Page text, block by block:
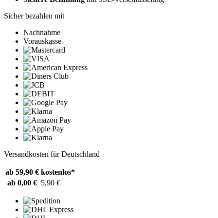
Sicher bezahlen mit
Nachnahme
Vorauskasse
Versandkosten für Deutschland
ab 59,90 € kostenlos*
ab 0,00 € 5,90 €